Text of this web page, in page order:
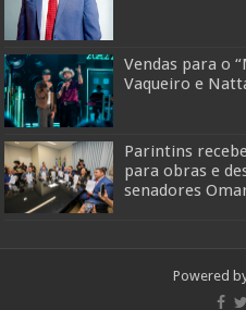
Vendas para o
Vaqueiro e
Parintins
para obras e
senadores
Powered